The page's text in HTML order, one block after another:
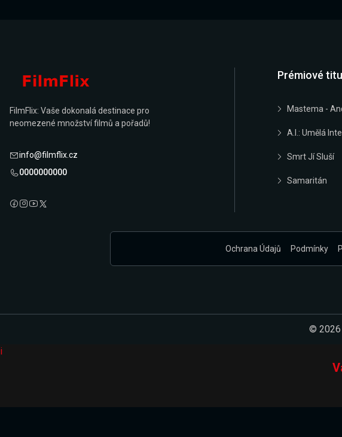
FilmFlix: Vaše dokonalá destinace pro
neomezené množství filmů a pořadů!
info@filmflix.cz
0000000000
Prémiové
Mastema -
A.I.: Umělá
Smrt Jí Sluší
Samaritán
Ochrana Údajů Podmínky
© 2026
i